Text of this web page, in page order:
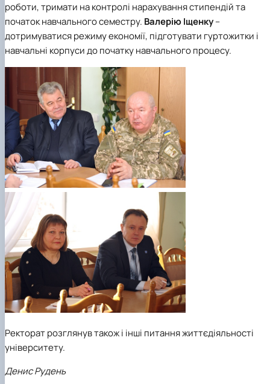
роботи, тримати на контролі нарахування стипендій та
початок навчального семестру. Валерію Іщенку–
дотримуватися режиму економії, підготувати гуртожитки і
навчальні корпуси до початку навчального процесу.
Ректорат розглянув також і інші питання життєдіяльності
університету.
Денис Рудень